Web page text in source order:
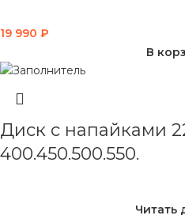
19 990 ₽
В
Диск с напайками
400.450.500.550.
Читать